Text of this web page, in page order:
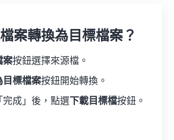
案轉換為目標檔案？
案按鈕選擇來源檔。
目標檔案按鈕開始轉換。
完成」後，點選 下載目標檔按鈕。